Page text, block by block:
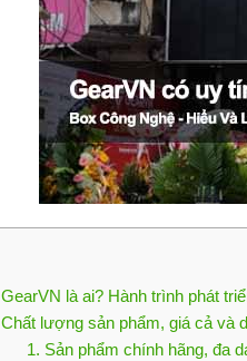
GearVN là ai? Hành trình phát
Chất lượng sản phẩm, giá cả và
1. Sản phẩm chính hãng, đa